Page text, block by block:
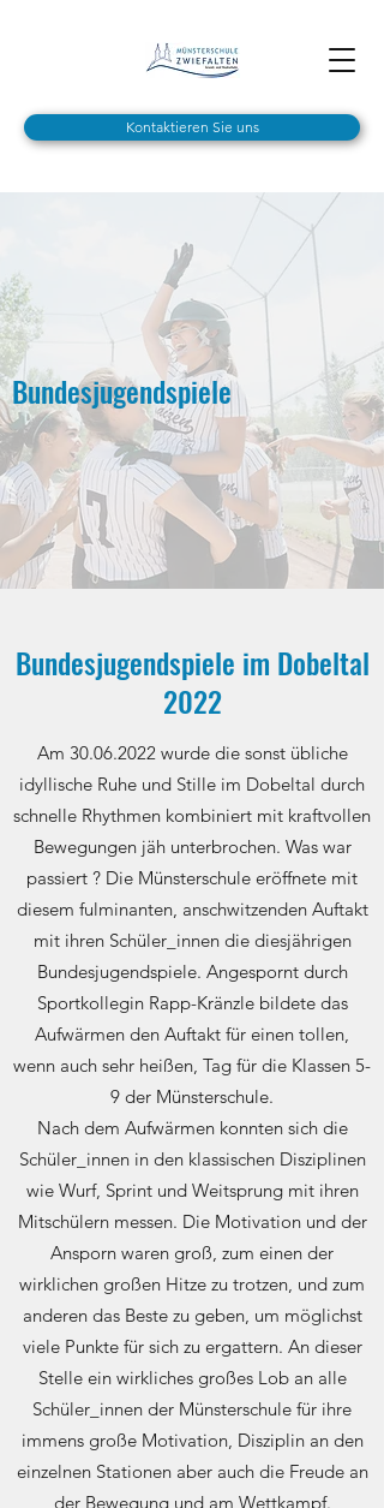
Kontaktieren Sie uns
Bundesjugendspiele
Bundesjugendspiele im Dobeltal
2022
Am 30.06.2022wurde die sonst übliche
idyllische Ruhe und Stille im Dobeltal durch
schnelle Rhythmen kombiniert mit kraftvollen
Bewegungen jäh unterbrochen. Was war
passiert ? Die Münsterschule eröffnete mit
diesem fulminanten, anschwitzenden Auftakt
mit ihren Schüler_innen die diesjährigen
Bundesjugendspiele. Angespornt durch
Sportkollegin Rapp-Kränzle bildete das
Aufwärmen den Auftakt für einen tollen,
wenn auch sehr heißen, Tag für die Klassen 5-
9 der Münsterschule.
Nach dem Aufwärmen konnten sich die
Schüler_innen in den klassischen Disziplinen
wie Wurf, Sprint und Weitsprung mit ihren
Mitschülern messen. Die Motivation und der
Ansporn waren groß, zum einen der
wirklichen großen Hitze zu trotzen, und zum
anderen das Beste zu geben, um möglichst
viele Punkte für sich zu ergattern. An dieser
Stelle ein wirkliches großes Lob an alle
Schüler_innen der Münsterschule für ihre
immens große Motivation, Disziplin an den
einzelnen Stationen aber auch die Freude an
der Bewegung und am Wettkampf.